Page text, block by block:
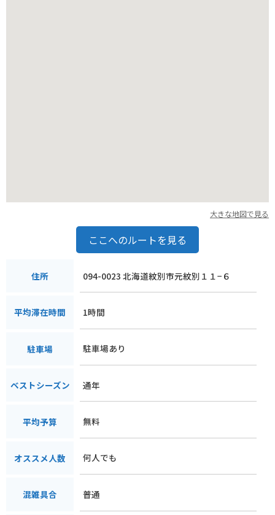
大きな地図で見る
ここへのルートを見る
住所 094-0023 北海道紋別市元紋別１１−６
平均滞在時間 1時間
駐車場 駐車場あり
ベストシーズン 通年
平均予算 無料
オススメ人数 何人でも
混雑具合 普通